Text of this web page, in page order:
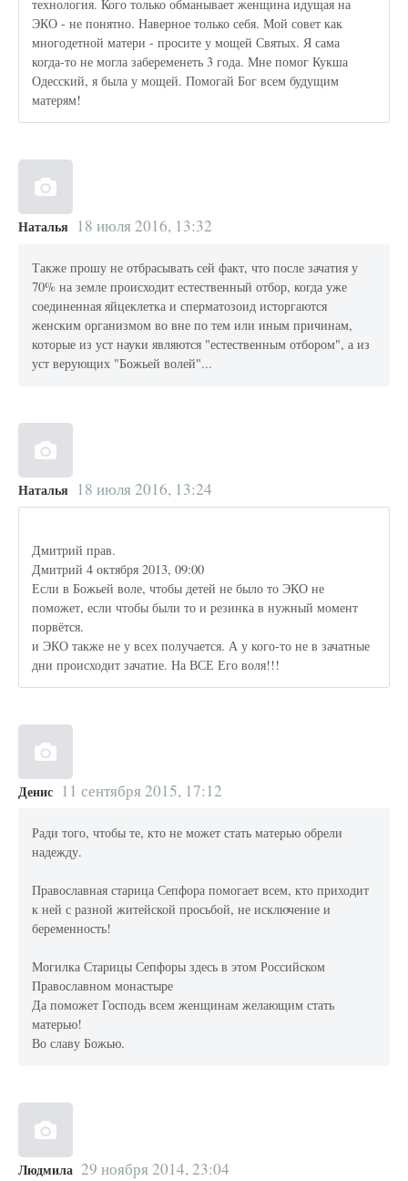
технология. Кого только обманывает женщина идущая на
ЭКО - не понятно. Наверное только себя. Мой совет как
многодетной матери - просите у мощей Святых. Я сама
когда-то не могла забеременеть 3 года. Мне помог Кукша
Одесский, я была у мощей. Помогай Бог всем будущим
матерям!
Наталья 18 июля 2016, 13:32
Также прошу не отбрасывать сей факт, что после зачатия у
70% на земле происходит естественный отбор, когда уже
соединенная яйцеклетка и сперматозоид исторгаются
женским организмом во вне по тем или иным причинам,
которые из уст науки являются "естественным отбором", а из
уст верующих "Божьей волей"...
Наталья 18 июля 2016, 13:24
Дмитрий прав.
Дмитрий 4 октября 2013, 09:00
Если в Божьей воле, чтобы детей не было то ЭКО не
поможет, если чтобы были то и резинка в нужный момент
порвётся.
и ЭКО также не у всех получается. А у кого-то не в зачатные
дни происходит зачатие. На ВСЕ Его воля!!!
Денис 11 сентября 2015, 17:12
Ради того, чтобы те, кто не может стать матерью обрели
надежду.
Православная старица Сепфора помогает всем, кто приходит
к ней с разной житейской просьбой, не исключение и
беременность!
Могилка Старицы Сепфоры здесь в этом Российском
Православном монастыре
Да поможет Господь всем женщинам желающим стать
матерью!
Во славу Божью.
Людмила 29 ноября 2014, 23:04